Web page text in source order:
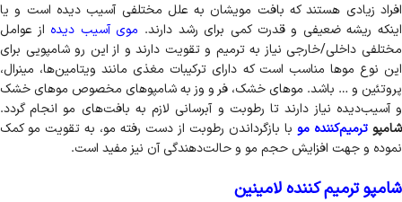
افراد زیادی هستند که بافت مویشان به علل مختلفی آسیب دیده است و یا
اینکه ریشه ضعیفی و قدرت کمی برای رشد دارند. موی آسیب دیده از عوامل
مختلفی داخلی/خارجی نیاز به ترمیم و تقویت دارند و از این رو شامپویی برای
این نوع موها مناسب است که دارای ترکیبات مغذی مانند ویتامین‌ها، مینرال،
پروتئین و … باشد. موهای خشک، فر و وز به شامپوهای مخصوص موهای خشک
و آسیب‌دیده نیاز دارند تا رطوبت و آبرسانی لازم به بافت‌های مو انجام گردد.
شامپوترمیم‌کننده مو با بازگرداندن رطوبت از دست رفته مو، به تقویت مو کمک
نموده و جهت افزایش حجم مو و حالت‌دهندگی آن نیز مفید است.
شامپو ترمیم کننده لامینین